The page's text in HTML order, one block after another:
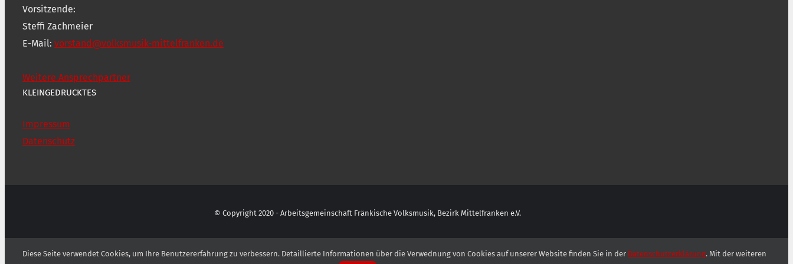
Vorsitzende:
Steffi Zachmeier
E-Mail: vorstand@volksmusik-mittelfranken.de
Weitere Ansprechpartner
KLEINGEDRUCKTES
Impressum
Datenschutz
© Copyright 2020 - Arbeitsgemeinschaft Fränkische Volksmusik, Bezirk Mittelfranken e.V.
Diese Seite verwendet Cookies, um Ihre Benutzererfahrung zu verbessern. Detaillierte Informationen über die Verwednung von Cookies auf unserer Website finden Sie in der Datenschutzerklärung. Mit der weiteren